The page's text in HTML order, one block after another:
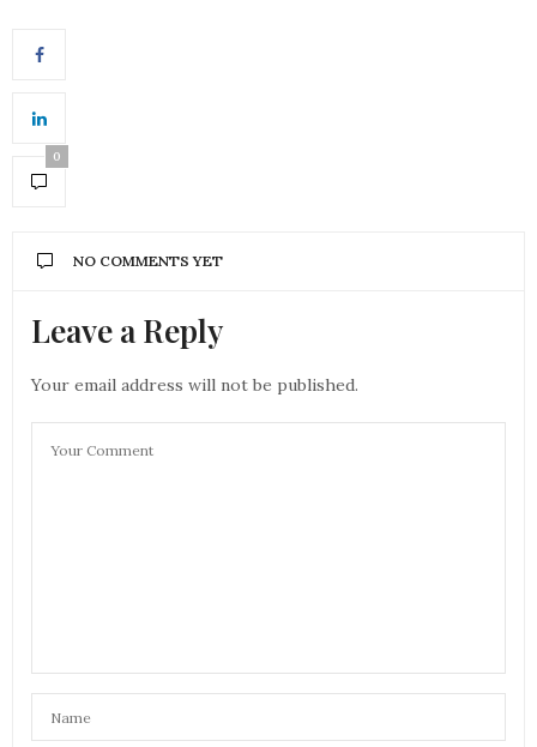
0
NO COMMENTS YET
Leave a Reply
Your email address will not be published.